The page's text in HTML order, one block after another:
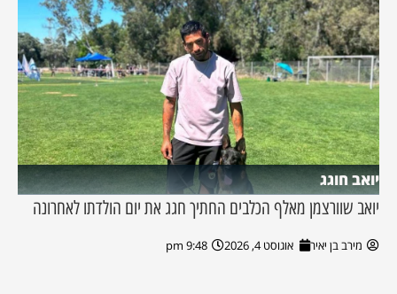
יואב חוגג
יואב שוורצמן מאלף הכלבים החתיך חגג את יום הולדתו לאחרונה
מירב בן יאיר אוגוסט 4, 2026 9:48 pm